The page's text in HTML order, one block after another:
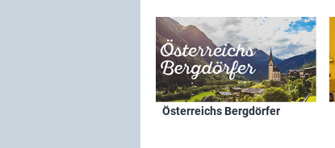
Österreichs Bergdörfer